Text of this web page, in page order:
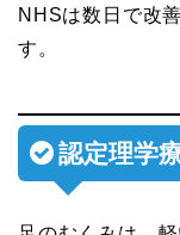
NHSは数日で改
す。
認定理学